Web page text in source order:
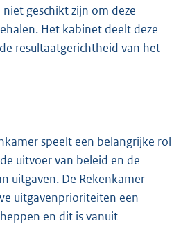
geschikt zijn om deze
Het kabinet deelt deze
resultaatgerichtheid van het
speelt een belangrijke rol
uitvoer van beleid en de
uitgaven. De Rekenkamer
uitgavenprioriteiten een
en dit is vanuit